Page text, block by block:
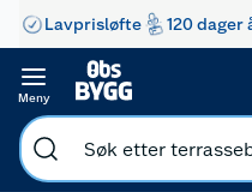
Lavprisløfte 120 dager
Meny